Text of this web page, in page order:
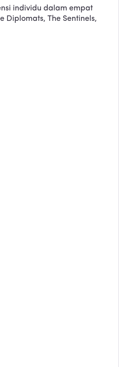
individu dalam empat
Diplomats, The Sentinels,